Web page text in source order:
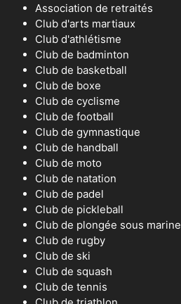
Association de retraités
Club d'arts martiaux
Club d'athlétisme
Club de badminton
Club de basketball
Club de boxe
Club de cyclisme
Club de football
Club de gymnastique
Club de handball
Club de moto
Club de natation
Club de padel
Club de pickleball
Club de plongée sous marine
Club de rugby
Club de ski
Club de squash
Club de tennis